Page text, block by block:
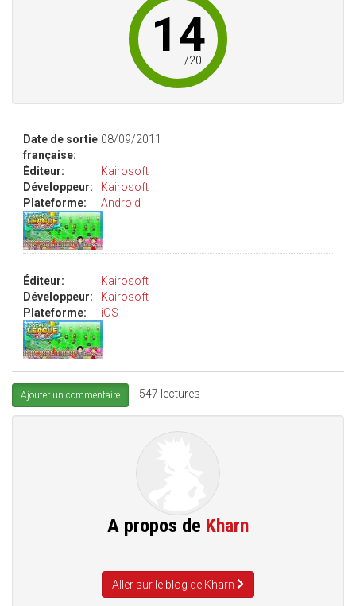
14
/20
Date de sortie
française:
08/09/2011
Éditeur:
Kairosoft
Développeur:
Kairosoft
Plateforme:
Android
Éditeur:
Kairosoft
Développeur:
Kairosoft
Plateforme:
iOS
Ajouter un commentaire 547 lectures
A propos de Kharn
Aller sur le blog de Kharn